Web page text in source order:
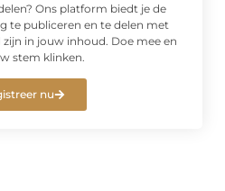
Ons platform biedt je de
te publiceren en te delen met
zijn in jouw inhoud. Doe mee en
stem klinken.
nu